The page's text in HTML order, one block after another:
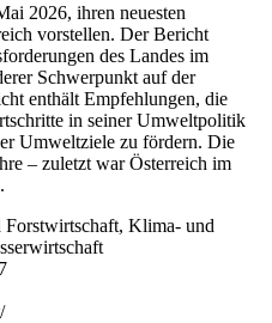
2026, ihren neuesten
vorstellen. Der Bericht
des Landes im
Schwerpunkt auf der
enthält Empfehlungen, die
in seiner Umweltpolitik
Umweltziele zu fördern. Die
– zuletzt war Österreich im
Klima- und